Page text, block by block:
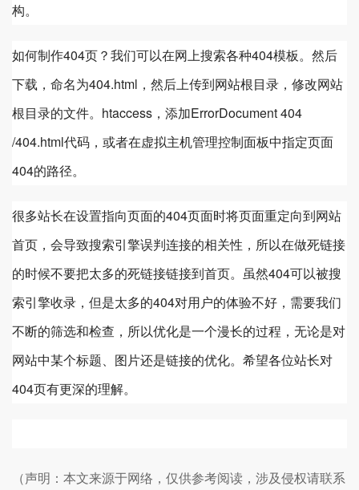
构。
如何制作404页？我们可以在网上搜索各种404模板。然后
下载，命名为404.html，然后上传到网站根目录，修改网站
根目录的文件。htaccess，添加ErrorDocument 404
/404.html代码，或者在虚拟主机管理控制面板中指定页面
404的路径。
很多站长在设置指向页面的404页面时将页面重定向到网站
首页，会导致搜索引擎误判连接的相关性，所以在做死链接
的时候不要把太多的死链接链接到首页。虽然404可以被搜
索引擎收录，但是太多的404对用户的体验不好，需要我们
不断的筛选和检查，所以优化是一个漫长的过程，无论是对
网站中某个标题、图片还是链接的优化。希望各位站长对
404页有更深的理解。
（声明：本文来源于网络，仅供参考阅读，涉及侵权请联系